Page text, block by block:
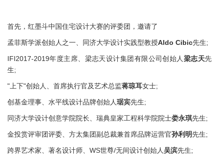
首先，红墨斗中国住宅设计大赛的评委团，邀请了
孟菲斯学派创始人之一、同济大学设计实践型教授Aldo Cibic先生;
IFI2017-2019年度主席、梁志天设计集团有限公司创始人 梁志天先
生;
"上下"创始人、首席执行官及艺术总监蒋琼耳女士;
创基金理事、水平线设计品牌创始人琚宾先生;
同济大学设计创意学院院长、瑞典皇家工程科学院院士娄永琪先生;
金投赏评审团评委、方太集团副总裁兼首席品牌运营官孙利明先生;
跨界艺术家、著名设计师、WS世尊/无间设计创始人吴滨先生;